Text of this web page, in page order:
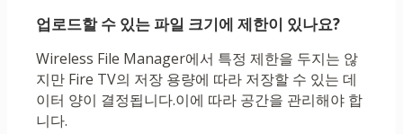
업로드할 수 있는 파일 크기에 제한이 있나요?
Wireless File Manager에서 특정 제한을 두지는 않
지만 Fire TV의 저장 용량에 따라 저장할 수 있는 데
이터 양이 결정됩니다.이에 따라 공간을 관리해야 합
니다.